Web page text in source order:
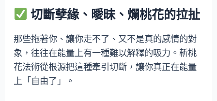
切斷孽緣、曖昧、爛桃花的拉扯
那些拖著你、讓你走不了、又不是真的感情的對
象，往往在能量上有一種難以解釋的吸力。斬桃
花法術從根源把這種牽引切斷，讓你真正在能量
上「自由了」。